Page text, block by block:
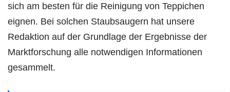
sich am besten für die Reinigung von Teppichen
eignen. Bei solchen Staubsaugern hat unsere
Redaktion auf der Grundlage der Ergebnisse der
Marktforschung alle notwendigen Informationen
gesammelt.